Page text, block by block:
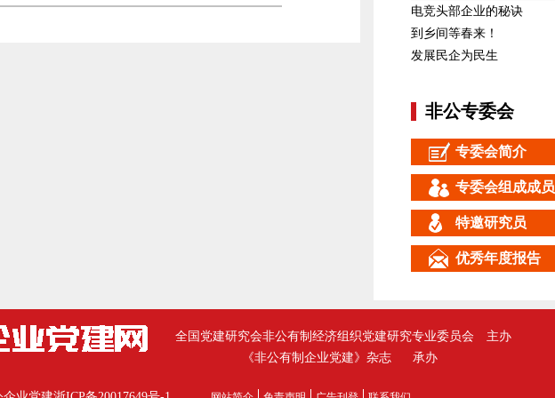
电竞头部企业的秘诀
到乡间等春来！
发展民企为民生
非公专委会
专委会简介
专委会组成成员
特邀研究员
优秀年度报告
全国党建研究会非公有制经济组织党建研究专业委员会
主办
《非公有制企业党建》杂志
承办